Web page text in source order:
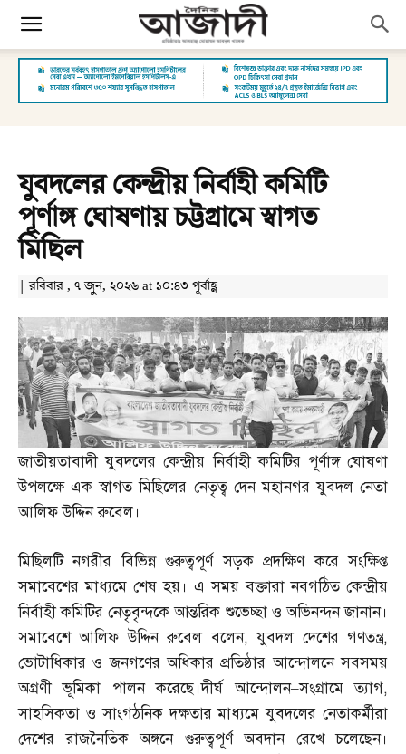
যুবদলের কেন্দ্রীয় নির্বাহী কমিটি
পূর্ণাঙ্গ ঘোষণায় চট্টগ্রামে স্বাগত
মিছিল
| রবিবার , ৭ জুন, ২০২৬ at ১০:৪৩ পূর্বাহ্ণ
জাতীয়তাবাদী যুবদলের কেন্দ্রীয় নির্বাহী কমিটির পূর্ণাঙ্গ ঘোষণা
উপলক্ষে এক স্বাগত মিছিলের নেতৃত্ব দেন মহানগর যুবদল নেতা
আলিফ উদ্দিন রুবেল।
মিছিলটি নগরীর বিভিন্ন গুরুত্বপূর্ণ সড়ক প্রদক্ষিণ করে সংক্ষিপ্ত
সমাবেশের মাধ্যমে শেষ হয়। এ সময় বক্তারা নবগঠিত কেন্দ্রীয়
নির্বাহী কমিটির নেতৃবৃন্দকে আন্তরিক শুভেচ্ছা ও অভিনন্দন জানান।
সমাবেশে আলিফ উদ্দিন রুবেল বলেন,যুবদল দেশের গণতন্ত্র,
ভোটাধিকার ও জনগণের অধিকার প্রতিষ্ঠার আন্দোলনে সবসময়
অগ্রণী ভূমিকা পালন করেছে।দীর্ঘ আন্দোলন–সংগ্রামে ত্যাগ,
সাহসিকতা ও সাংগঠনিক দক্ষতার মাধ্যমে যুবদলের নেতাকর্মীরা
দেশের রাজনৈতিক অঙ্গনে গুরুত্বপূর্ণ অবদান রেখে চলেছেন।